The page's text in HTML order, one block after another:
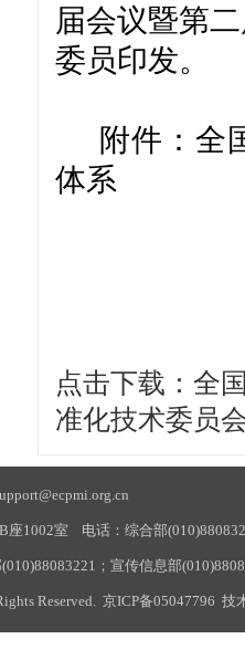
届会议暨第
委员印发。
附件：全
体系
点击下载：全
准化技术委员
座1002室 电话：综合部
；宣传信息部
Reserved. 京ICP备05047796 技